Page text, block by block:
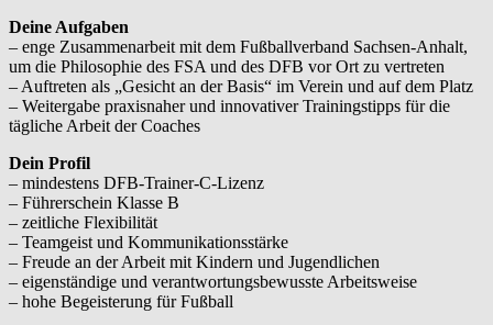
Deine Aufgaben
– enge Zusammenarbeit mit dem Fußballverband Sachsen-Anhalt,
um die Philosophie des FSA und des DFB vor Ort zu vertreten
– Auftreten als „Gesicht an der Basis“ im Verein und auf dem Platz
– Weitergabe praxisnaher und innovativer Trainingstipps für die
tägliche Arbeit der Coaches
Dein Profil
– mindestens DFB-Trainer-C-Lizenz
– Führerschein Klasse B
– zeitliche Flexibilität
– Teamgeist und Kommunikationsstärke
– Freude an der Arbeit mit Kindern und Jugendlichen
– eigenständige und verantwortungsbewusste Arbeitsweise
– hohe Begeisterung für Fußball